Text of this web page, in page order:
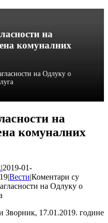
на
комуналних
на Одлуку о
на
комуналних
|2019-01-
|Вести|Коментари су
на Одлуку о
Зворник, 17.01.2019. године